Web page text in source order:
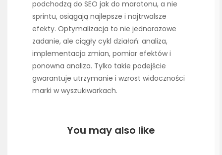
podchodzą do SEO jak do maratonu, a nie
sprintu, osiągają najlepsze i najtrwalsze
efekty. Optymalizacja to nie jednorazowe
zadanie, ale ciągły cykl działań: analiza,
implementacja zmian, pomiar efektów i
ponowna analiza. Tylko takie podejście
gwarantuje utrzymanie i wzrost widoczności
marki w wyszukiwarkach.
You may also like